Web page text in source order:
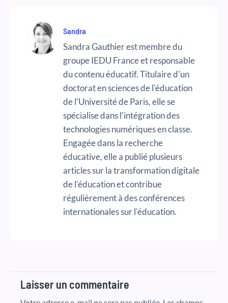
Sandra
Sandra Gauthier est membre du
groupe IEDU France et responsable
du contenu éducatif. Titulaire d'un
doctorat en sciences de l'éducation
de l'Université de Paris, elle se
spécialise dans l'intégration des
technologies numériques en classe.
Engagée dans la recherche
éducative, elle a publié plusieurs
articles sur la transformation digitale
de l'éducation et contribue
régulièrement à des conférences
internationales sur l'éducation.
Laisser un commentaire